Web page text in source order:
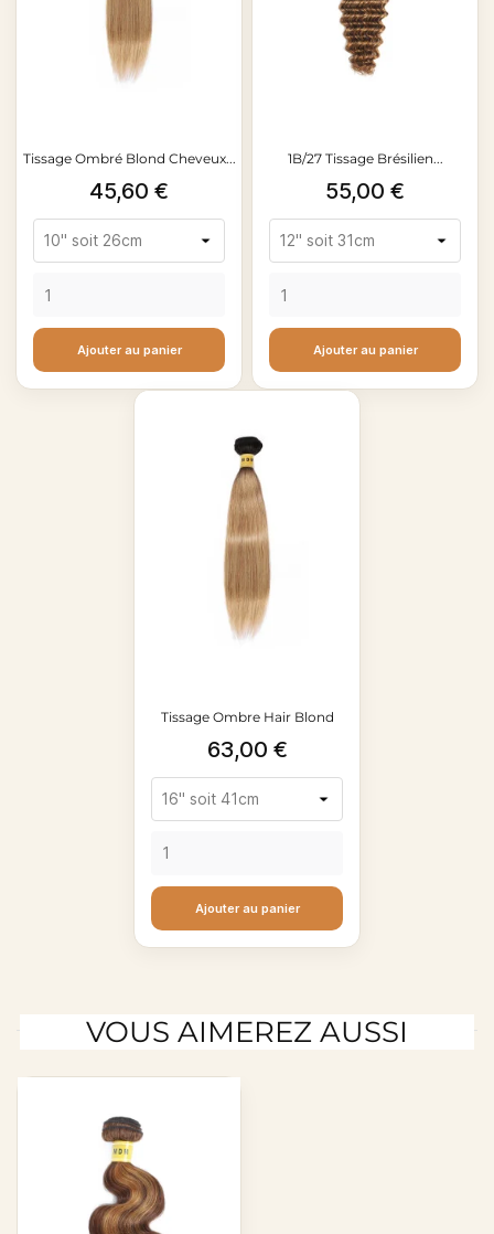
Tissage Ombré Blond Cheveux...
Prix
45,60 €
Ajouter au panier
1B/27 Tissage Brésilien...
Prix
55,00 €
Ajouter au panier
Tissage Ombre Hair Blond
Prix
63,00 €
Ajouter au panier
VOUS AIMEREZ AUSSI